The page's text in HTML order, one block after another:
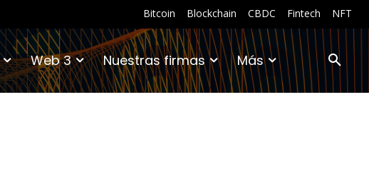
Bitcoin Blockchain CBDC Fintech NFT
Web 3 Nuestras firmas Más